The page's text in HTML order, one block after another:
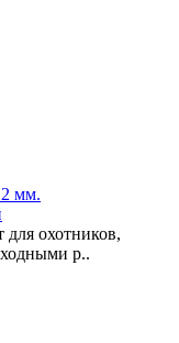
мм.
охотников,
р..